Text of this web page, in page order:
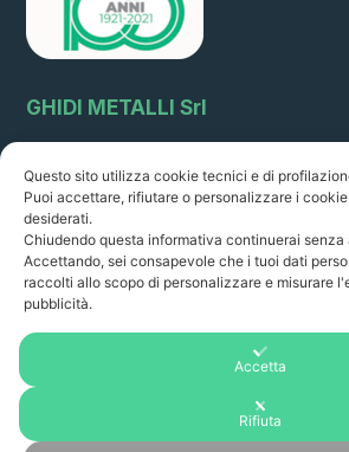
GHIDI METALLI Srl
51011 Borgo a Buggiano (Pistoia) Italia
Tel . 0572 32216 - Fax 0572 30887
P.Iva: 01351060478
R.I. PT 22261 R.E.A 14249
Orario di apertura:
8.00-12.30/ 14.00 - 18.00
da lunedì a venerdì
Questo sito utilizza cookie tecnici e di
Puoi accettare, rifiutare o personalizzare i
desiderati.
Chiudendo questa informativa continuerai
Accettando, sei consapevole che i tuoi dati
raccolti allo scopo di personalizzare e misurare
pubblicità.
Accetta
Rifiuta